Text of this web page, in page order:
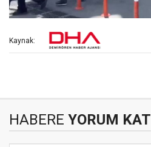
Kaynak:
HABERE YORUM KAT